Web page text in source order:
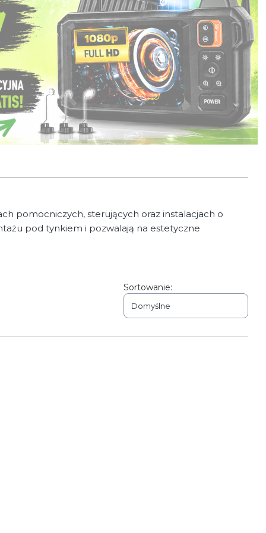
pomocniczych, sterujących oraz instalacjach o
pod tynkiem i pozwalają na estetyczne
Sortowanie:
Domyślne